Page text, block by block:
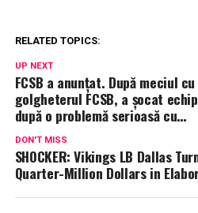
RELATED TOPICS:
UP NEXT
FCSB a anunțat. După meciul
golgheterul FCSB, a șocat
după o problemă serioasă cu…
DON'T MISS
SHOCKER: Vikings LB Dallas
Quarter-Million Dollars in